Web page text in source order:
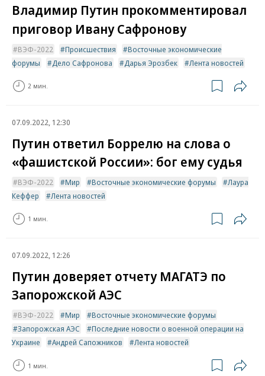
Владимир Путин прокомментировал
приговор Ивану Сафронову
ВЭФ-2022 Происшествия
Восточные экономические
форумы
Дело Сафронова Дарья Эрозбек Лента новостей
2 мин.
07.09.2022, 12:30
Путин ответил Боррелю на слова о
«фашистской России»: бог ему судья
ВЭФ-2022 Мир Восточные экономические форумы
Лаура
Кеффер
Лента новостей
1 мин.
07.09.2022, 12:26
Путин доверяет отчету МАГАТЭ по
Запорожской АЭС
ВЭФ-2022 Мир
Восточные экономические форумы
Запорожская АЭС
Последние новости о военной операции на
Украине
Андрей Сапожников Лента новостей
1 мин.